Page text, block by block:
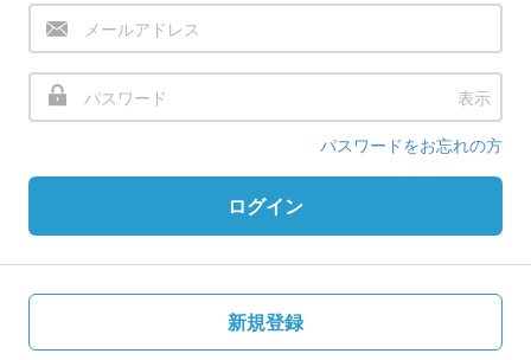
表示
パスワードをお忘れの方
ログイン
新規登録